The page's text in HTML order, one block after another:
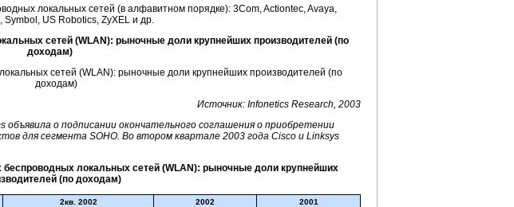
локальных сетей (в алфавитном порядке): 3Com, Actiontec, Avaya,
Symbol, US Robotics, ZyXEL и др.
сетей (WLAN): рыночные доли крупнейших производителей (по
доходам)
Источник: Infonetics Research, 2003
объявила о подписании окончательного соглашения о приобретении
для сегмента SOHO. Во втором квартале 2003 года Cisco и Linksys
локальных сетей (WLAN): рыночные доли крупнейших
(по доходам)
2кв. 2002 2002
2001